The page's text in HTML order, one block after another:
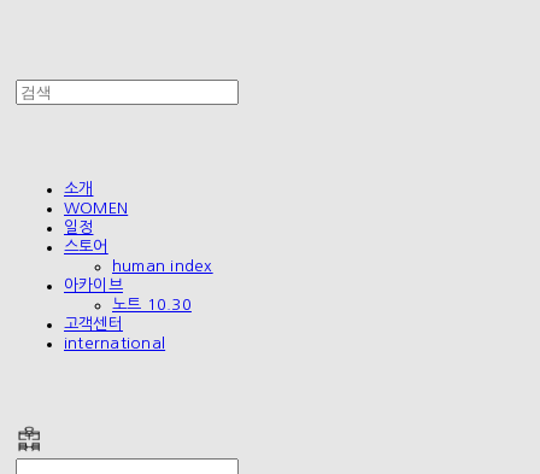
소개
WOMEN
일정
스토어
human index
아카이브
노트 10.30
고객센터
international